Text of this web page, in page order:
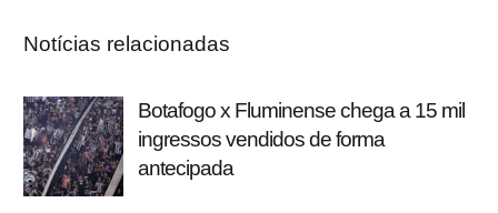
Notícias relacionadas
Botafogo x Fluminense chega a 15 mil
ingressos vendidos de forma
antecipada